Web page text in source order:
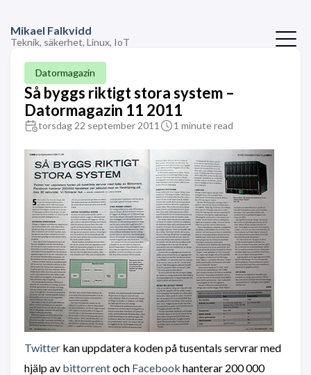
Mikael Falkvidd
Teknik, säkerhet, Linux, IoT
Datormagazin
Så byggs riktigt stora system –
Datormagazin 11 2011
torsdag 22 september 2011 1 minute read
Twitter kan uppdatera koden på tusentals servrar med
hjälp av bittorrentoch Facebook hanterar 200 000